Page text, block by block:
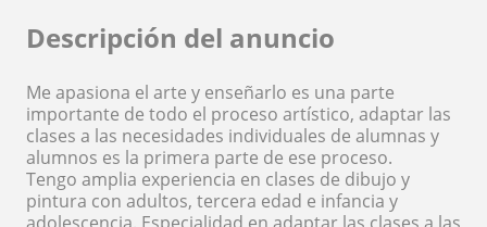
Descripción del anuncio
Me apasiona el arte y enseñarlo es una parte
importante de todo el proceso artístico, adaptar las
clases a las necesidades individuales de alumnas y
alumnos es la primera parte de ese proceso.
Tengo amplia experiencia en clases de dibujo y
pintura con adultos, tercera edad e infancia y